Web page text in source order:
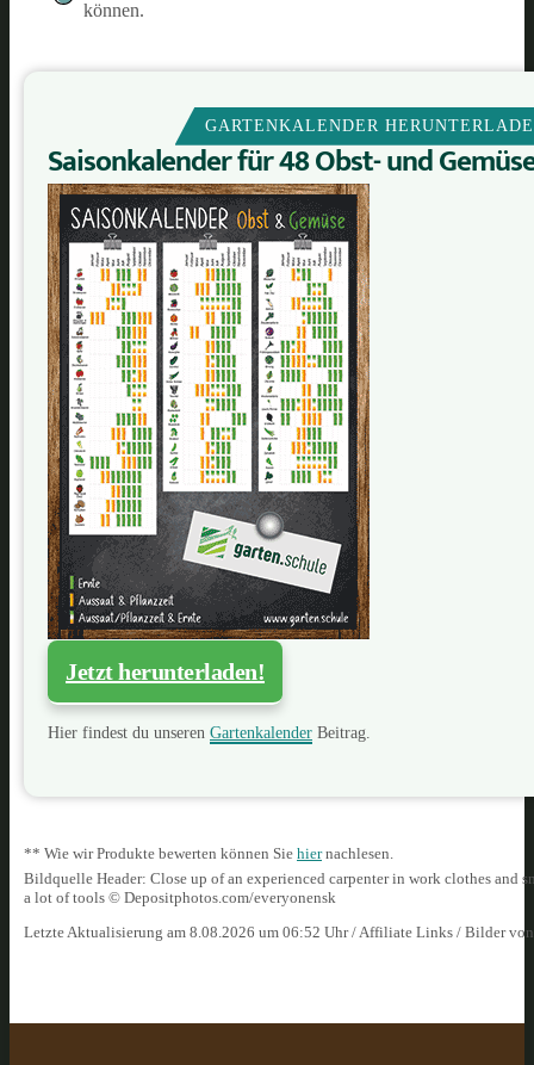
können.
GARTENKALENDER
Saisonkalender für 48 Obst- und
Jetzt herunterladen!
Hier findest du unseren Gartenkalender Beitrag.
** Wie wir Produkte bewerten können Sie hiernachlesen.
Bildquelle Header: Close up of an experienced carpenter in work clothes and
a lot of tools © Depositphotos.com/everyonensk
Letzte Aktualisierung am 8.08.2026 um 06:52 Uhr / Affiliate Links / Bilder